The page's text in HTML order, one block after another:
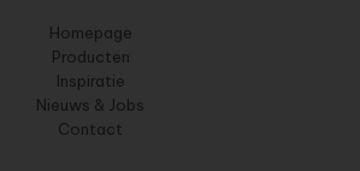
Homepage
Producten
Inspiratie
Nieuws & Jobs
Contact